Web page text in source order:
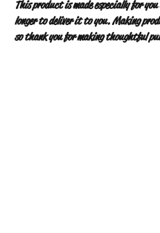
This product is made especially for
longer to deliver it to you. Making
so thank you for making thoughtful